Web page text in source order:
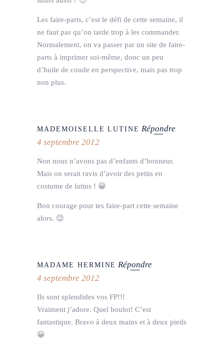
Les faire-parts, c’est le défi de cette semaine, il
ne faut pas qu’on tarde trop à les commander.
Normalement, on va passer par un site de faire-
parts à imprimer soi-même, donc un peu
d’huile de coude en perspective, mais pas trop
non plus.
MADEMOISELLE LUTINE Répondre
4 septembre 2012
Non nous n’avons pas d’enfants d’honneur.
Mais on serait ravis d’avoir des petits en
costume de lutins ! 😀
Bon courage pour tes faire-part cette semaine
alors. 😉
MADAME HERMINE Répondre
4 septembre 2012
Ils sont splendides vos FP!!!
Vraiment j’adore. Quel boulot! C’est
fantastique. Bravo à deux mains et à deux pieds
😀